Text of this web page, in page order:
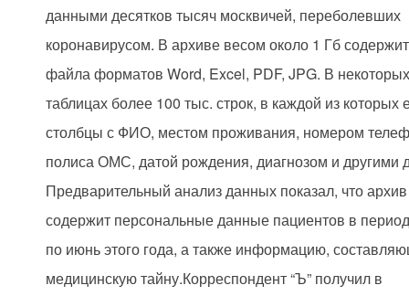
данными десятков тысяч москвичей, переболевших
коронавирусом. В архиве весом около 1 Гб
файла форматов Word, Excel, PDF, JPG. В
таблицах более 100 тыс. строк, в каждой из которых
столбцы с ФИО, местом проживания, номером
полиса ОМС, датой рождения, диагнозом и другими
Предварительный анализ данных показал, что архив
содержит персональные данные пациентов в
по июнь этого года, а также информацию,
медицинскую тайну.Корреспондент “Ъ” получил в